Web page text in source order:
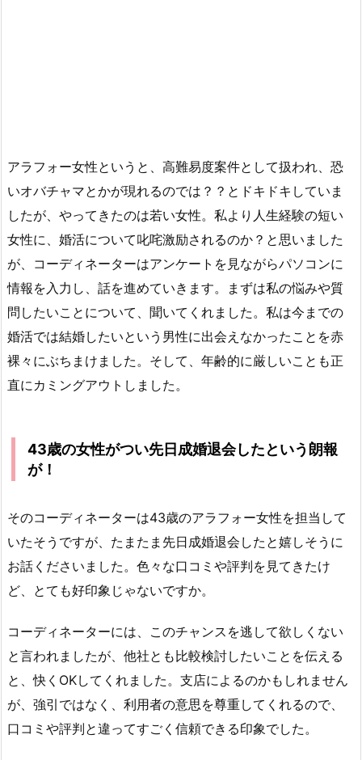
アラフォー女性というと、高難易度案件として扱われ、恐
いオバチャマとかが現れるのでは？？とドキドキしていま
したが、やってきたのは若い女性。私より人生経験の短い
女性に、婚活について叱咤激励されるのか？と思いました
が、コーディネーターはアンケートを見ながらパソコンに
情報を入力し、話を進めていきます。まずは私の悩みや質
問したいことについて、聞いてくれました。私は今までの
婚活では結婚したいという男性に出会えなかったことを赤
裸々にぶちまけました。そして、年齢的に厳しいことも正
直にカミングアウトしました。
43歳の女性がつい先日成婚退会したという朗報
が！
そのコーディネーターは43歳のアラフォー女性を担当して
いたそうですが、たまたま先日成婚退会したと嬉しそうに
お話くださいました。色々な口コミや評判を見てきたけ
ど、とても好印象じゃないですか。
コーディネーターには、このチャンスを逃して欲しくない
と言われましたが、他社とも比較検討したいことを伝える
と、快くOKしてくれました。支店によるのかもしれません
が、強引ではなく、利用者の意思を尊重してくれるので、
口コミや評判と違ってすごく信頼できる印象でした。